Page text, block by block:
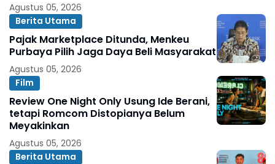
Agustus 05, 2026
Berita Utama
Pajak Marketplace Ditunda, Menkeu
Purbaya Pilih Jaga Daya Beli Masyarakat
Agustus 05, 2026
Film
Review One Night Only Usung Ide Berani,
tetapi Romcom Distopianya Belum
Meyakinkan
Agustus 05, 2026
Berita Utama